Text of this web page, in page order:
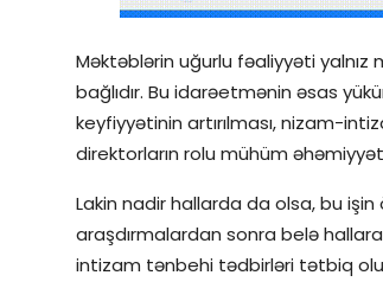
Məktəblərin uğurlu fəaliyyəti yalnız
bağlıdır. Bu idarəetmənin əsas
keyfiyyətinin artırılması, nizam-
direktorların rolu mühüm
Lakin nadir hallarda da olsa, bu
araşdırmalardan sonra belə
intizam tənbehi tədbirləri tətbiq